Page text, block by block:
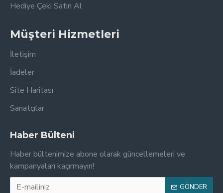
Hediye Çeki Satın Al
Müşteri Hizmetleri
İletişim
İadeler
Site Haritası
Sanatçılar
Haber Bülteni
Haber bültenimize abone olarak güncellemeleri ve
kampanyaları kaçırmayın!
GÖNDER